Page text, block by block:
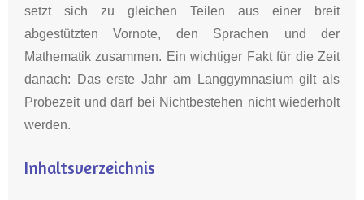
setzt sich zu gleichen Teilen aus einer breit
abgestützten Vornote, den Sprachen und der
Mathematik zusammen. Ein wichtiger Fakt für die Zeit
danach: Das erste Jahr am Langgymnasium gilt als
Probezeit und darf bei Nichtbestehen nicht wiederholt
werden.
Inhaltsverzeichnis